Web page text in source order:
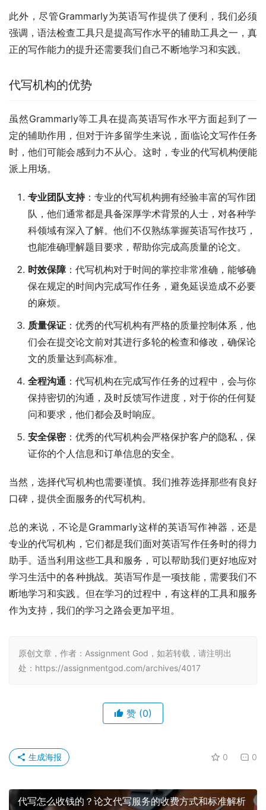
此外，尽管Grammarly为英语写作提供了便利，我们必须
强调，语法检查工具只是提高写作水平的辅助工具之一，真
正的写作能力的提升还需要我们自己不断地学习和实践。
代写机构的优势
虽然Grammarly等工具在提高英语写作水平方面起到了一
定的辅助作用，但对于许多留学生来说，面临论文写作任务
时，他们可能会感到力不从心。这时，专业的代写机构便能
派上用场。
专业团队支持：专业的代写机构拥有经验丰富的写作团
队，他们通常都是具备深厚学术背景的人士，对各种学
科领域有深入了解。他们不仅熟练掌握英语写作技巧，
也能准确理解题目要求，帮助你完成高质量的论文。
时效保障：代写机构对于时间的掌控非常准确，能够确
保在规定的时间内完成写作任务，避免延误造成不必要
的麻烦。
质量保证 ：优秀的代写机构有严格的质量控制体系，他
们会在提交论文前对其进行多轮的检查和修改，确保论
文的质量达到高标准。
全程沟通 ：代写机构在完成写作任务的过程中，会与你
保持密切的沟通，及时反馈写作进度，对于你的任何疑
问和要求，他们都会及时响应。
安全保密：优秀的代写机构会严格保护客户的隐私，保
证你的个人信息和订单信息的安全。
当然，选择代写机构也需要谨慎。我们推荐选择那些有良好
口碑，提供全面服务的代写机构。
总的来说，不论是Grammarly这样的英语写作神器，还是
专业的代写机构，它们都是我们面对英语写作任务时的得力
助手。适当利用这些工具和服务，可以帮助我们更好地应对
学习生活中的各种挑战。英语写作是一项技能，需要我们不
断地学习和实践。但在学习的过程中，有这样的工具和服务
作为支持，我们的学习之路会更加平坦。
原创文章，作者：Assignment God，如若转载，请注明出
处：https://assignmentgod.com/archives/4017
赞 (0)
0 0
生成海报
代写怎么收钱的？论文代写服务的收费方式和标准解析